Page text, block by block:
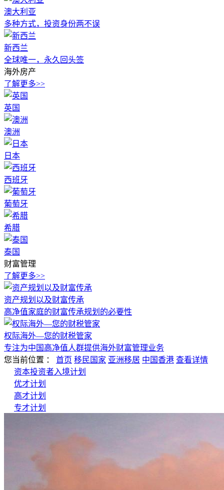
澳大利亚
多种方式，投资身份两不误
新西兰
全球唯一，永久回头签
海外房产
了解更多>>
英国
澳洲
日本
西班牙
葡萄牙
希腊
泰国
财富管理
了解更多>>
资产规划以及财富传承
高净值家庭的财富传承规划的必要性
权际海外—您的财税管家
专注为中国高净值人群提供海外财富管理业务
您当前位置 ： 首页 移民国家 亚洲移居 中国香港 查看详情
资本投资者入境计划
优才计划
高才计划
专才计划